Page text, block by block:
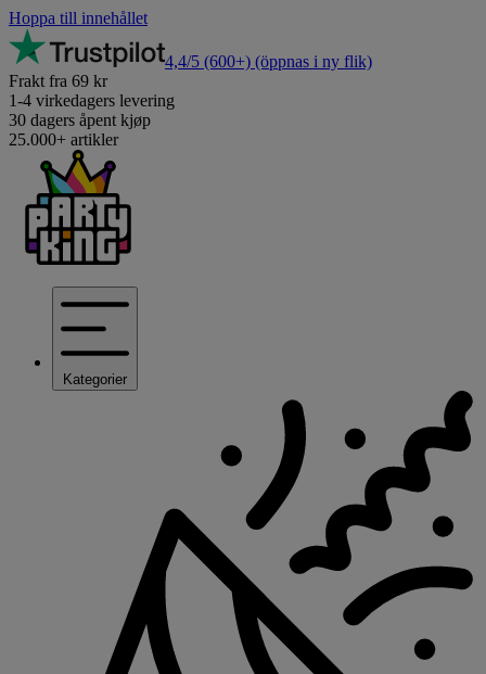
Hoppa till innehållet
4,4/5 (600+) (öppnas i ny flik)
Frakt fra 69 kr
1-4 virkedagers levering
30 dagers åpent kjøp
25.000+ artikler
Kategorier